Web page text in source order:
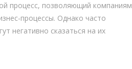
процесс, позволяющий компаниям
процессы. Однако часто
негативно сказаться на их